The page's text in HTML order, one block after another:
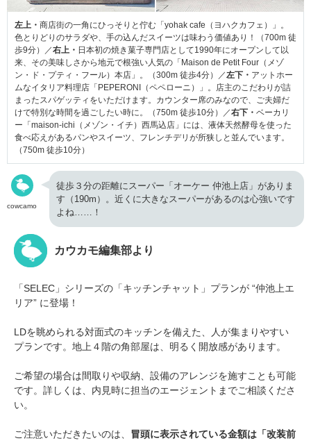
左上・ 商店街の一角にひっそりと佇む「yohak cafe（ヨハクカフェ）」。
色とりどりのサラダや、手の込んだスイーツは味わう価値あり！（700m 徒
歩9分）／右上・ 日本初の焼き菓子専門店として1990年にオープンして以
来、その美味しさから地元で根強い人気の「Maison de Petit Four（メゾ
ン・ド・プティ・フール）本店」。（300m 徒歩4分）／左下・ アットホー
ムなイタリア料理店「PEPERONI（ペペローニ）」。店主のこだわりが詰
まったスパゲッティをいただけます。カウンター席のみなので、ご夫婦だ
けで特別な時間を過ごしたい時に。（750m 徒歩10分）／右下・ ベーカリ
ー「maison-ichi（メゾン・イチ）西馬込店」には、液体天然酵母を使った
食べ応えがあるパンやスイーツ、フレンチデリが所狭しと並んでいます。
（750m 徒歩10分）
cowcamo
徒歩３分の距離にスーパー「オーケー 仲池上店」がありま
す（190m）。近くに大きなスーパーがあるのは心強いです
よね……！
カウカモ編集部より
「SELEC」シリーズの「キッチンチャット」プランが “仲池上エ
リア” に登場！
LDを眺められる対面式のキッチンを備えた、人が集まりやすい
プランです。地上４階の角部屋は、明るく開放感があります。
ご希望の場合は間取りや収納、設備のアレンジを施すことも可能
です。詳しくは、内見時に担当のエージェントまでご相談くださ
い。
ご注意いただきたいのは、 冒頭に表示されている金額は「改装前